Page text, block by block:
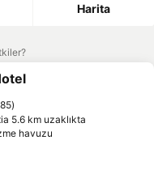
Harita
ekle
5.6 km uzaklıkta
havuzu